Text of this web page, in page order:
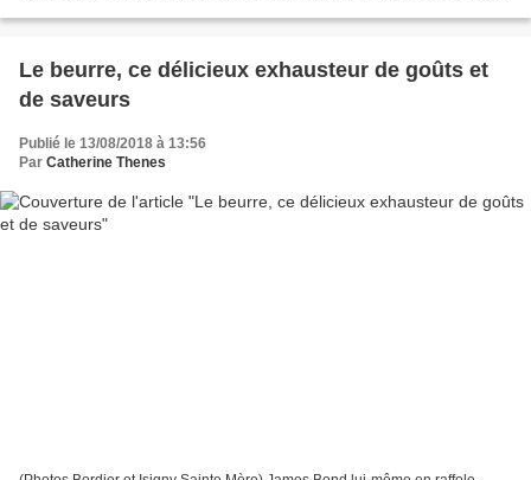
Le beurre, ce délicieux exhausteur de goûts et
de saveurs
Publié le 13/08/2018 à 13:56
Par Catherine Thenes